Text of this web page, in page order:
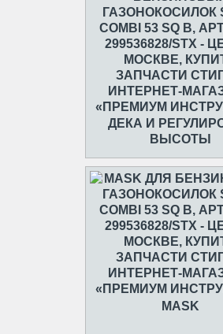
ДЕКА И
ВЫСОТЫ
MASK